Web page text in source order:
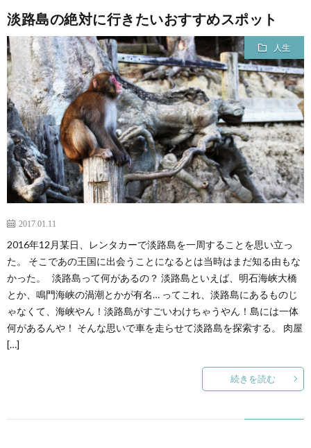
淡路島の絶対に行きたいおすすめスポット
人生
2017.01.11
2016年12月某日、レンタカーで淡路島を一周することを思い立っ
た。 そこであの王国に出会うことになるとは当時はまだ知る由もな
かった。 淡路島って何があるの？ 淡路島といえば、明石海峡大橋
とか、鳴門海峡の渦潮とかが有名… ってこれ、淡路島にあるものじ
ゃなくて、海峡やん！淡路島がすごいわけちゃうやん！島には一体
何があるんや！ そんな思いで車を走らせて淡路島を探索する。 肉屋
[…]
続きを読む